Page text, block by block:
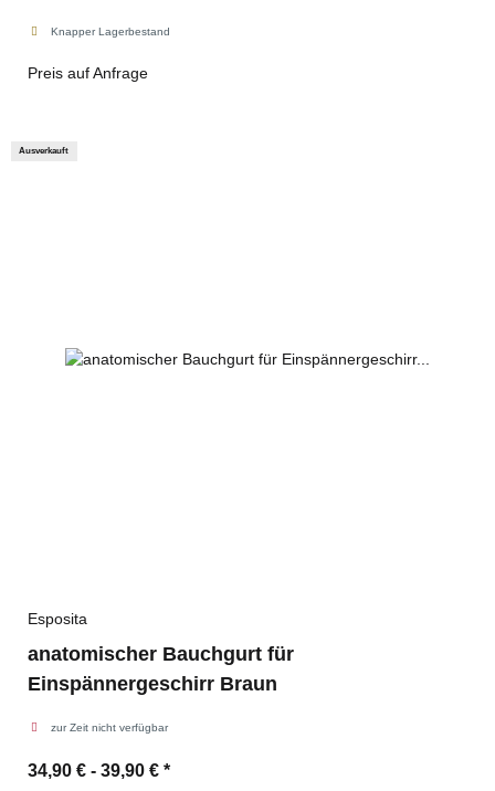
Knapper Lagerbestand
Preis auf Anfrage
Ausverkauft
Esposita
anatomischer Bauchgurt für
Einspännergeschirr Braun
zur Zeit nicht verfügbar
34,90 € - 39,90 € *